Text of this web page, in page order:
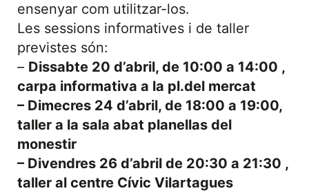
ensenyar com utilitzar-los.
Les sessions informatives i de taller
previstes són:
– Dissabte 20 d’abril, de 10:00 a 14:00 ,
carpa informativa a la pl.del mercat
– Dimecres 24 d’abril, de 18:00 a 19:00,
taller a la sala abat planellas del
monestir
– Divendres 26 d’abril de 20:30 a 21:30 ,
taller al centre Cívic Vilartagues